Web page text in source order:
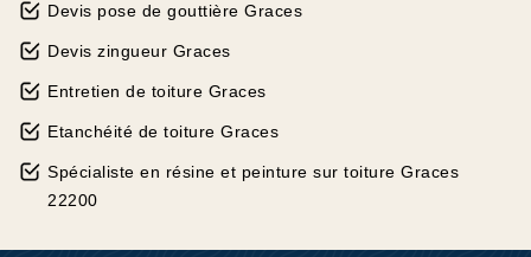
Devis pose de gouttière Graces
Devis zingueur Graces
Entretien de toiture Graces
Etanchéité de toiture Graces
Spécialiste en résine et peinture sur toiture Graces
22200